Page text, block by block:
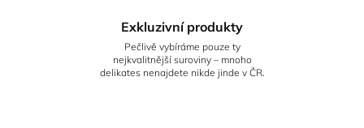
Exkluzivní produkty
Pečlivě vybíráme pouze ty
nejkvalitnější suroviny – mnoho
delikates nenajdete nikde jinde v ČR.